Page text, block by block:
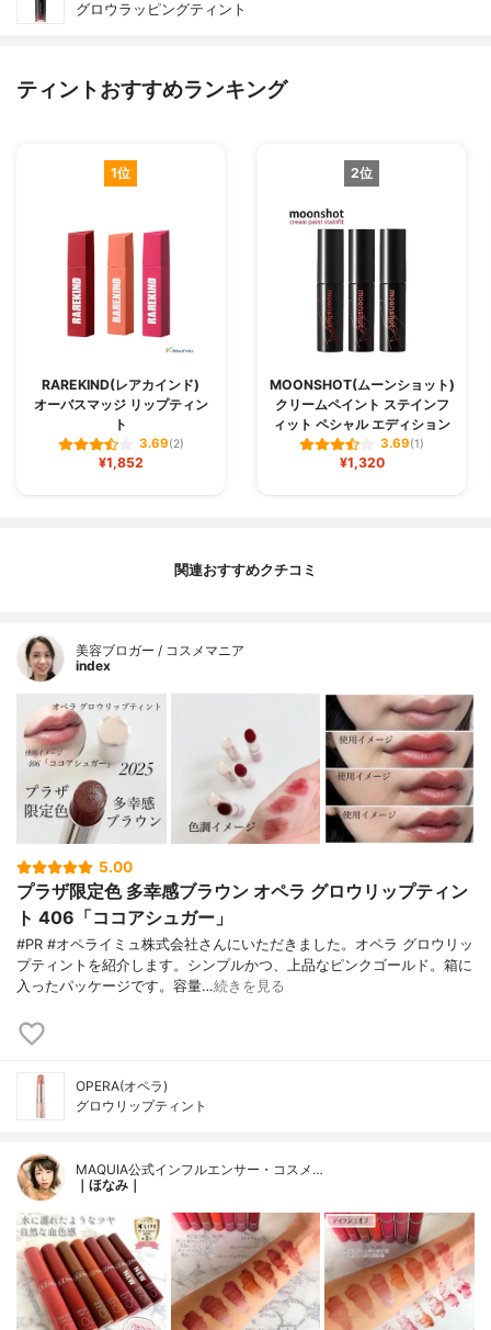
グロウラッピングティント
ティントおすすめランキング
1位
RAREKIND(レアカインド)
オーバスマッジ リップティン
ト
3.69(2)
¥1,852
2位
MOONSHOT(ムーンショット)
クリームペイント ステインフ
ィット ペシャル エディション
3.69(1)
¥1,320
関連おすすめクチコミ
美容ブロガー / コスメマニア
index
5.00
プラザ限定色 多幸感ブラウン オペラ グロウリップティン
ト 406「ココアシュガー」
#PR #オペライミュ株式会社さんにいただきました。オペラ グロウリッ
プティントを紹介します。シンプルかつ、上品なピンクゴールド。箱に
入ったパッケージです。容量…続きを見る
OPERA(オペラ)
グロウリップティント
MAQUIA公式インフルエンサー・コスメ…
｜ほなみ｜